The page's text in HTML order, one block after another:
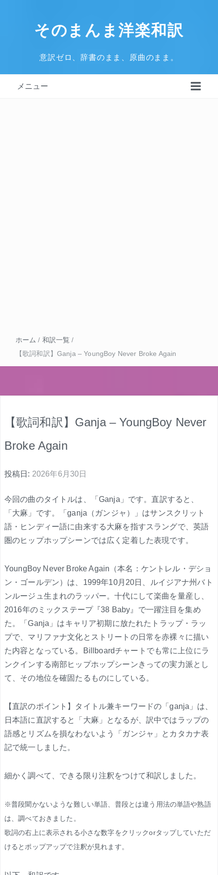
そのまんま洋楽和訳
意訳ゼロ、辞書のまま、原曲のまま。
メニュー
ホーム / 和訳一覧 /
【歌詞和訳】Ganja – YoungBoy Never Broke Again
【歌詞和訳】Ganja – YoungBoy Never
Broke Again
投稿日: 2026年6月30日
今回の曲のタイトルは、「Ganja」です。直訳すると、
「大麻」です。「ganja（ガンジャ）」はサンスクリット
語・ヒンディー語に由来する大麻を指すスラングで、英語
圏のヒップホップシーンでは広く定着した表現です。
YoungBoy Never Broke Again（本名：ケントレル・デショ
ン・ゴールデン）は、1999年10月20日、ルイジアナ州バト
ンルージュ生まれのラッパー。十代にして楽曲を量産し、
2016年のミックステープ『38 Baby』で一躍注目を集め
た。「Ganja」はキャリア初期に放たれたトラップ・ラッ
プで、マリファナ文化とストリートの日常を赤裸々に描い
た内容となっている。Billboardチャートでも常に上位にラ
ンクインする南部ヒップホップシーンきっての実力派とし
て、その地位を確固たるものにしている。
【直訳のポイント】タイトル兼キーワードの「ganja」は、
日本語に直訳すると「大麻」となるが、訳中ではラップの
語感とリズムを損なわないよう「ガンジャ」とカタカナ表
記で統一しました。
細かく調べて、できる限り注釈をつけて和訳しました。
※普段聞かないような難しい単語、普段とは違う用法の単語や熟語
は、調べておきました。
歌詞の右上に表示される小さな数字をクリックorタップしていただ
けるとポップアップで注釈が見れます。